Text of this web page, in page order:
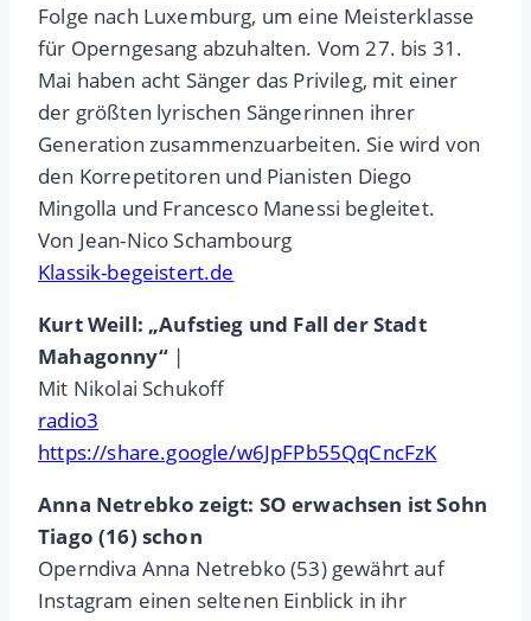
Folge nach Luxemburg, um eine Meisterklasse
für Operngesang abzuhalten. Vom 27. bis 31.
Mai haben acht Sänger das Privileg, mit einer
der größten lyrischen Sängerinnen ihrer
Generation zusammenzuarbeiten. Sie wird von
den Korrepetitoren und Pianisten Diego
Mingolla und Francesco Manessi begleitet.
Von Jean-Nico Schambourg
Klassik-begeistert.de
Kurt Weill: „Aufstieg und Fall der Stadt
Mahagonny“|
Mit Nikolai Schukoff
radio3
https://share.google/w6JpFPb55QqCncFzK
Anna Netrebko zeigt: SO erwachsen ist Sohn
Tiago (16) schon
Operndiva Anna Netrebko (53) gewährt auf
Instagram einen seltenen Einblick in ihr